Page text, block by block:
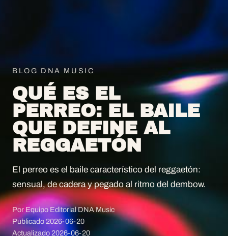
BLOG DNA MUSIC
QUÉ ES EL
PERREO: EL BAILE
QUE DEFINE AL
REGGAETÓN
El perreo es el baile característico del reggaetón:
sensual, de cadera y pegado al ritmo del dembow.
Por Equipo Editorial DNA Music
Publicado 2026-06-20
Actualizado 2026-06-20